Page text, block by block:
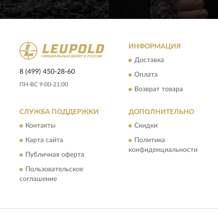
8 (499) 450-28-60
ПН-ВС 9:00-21:00
ИНФОРМАЦИЯ
Доставка
Оплата
Возврат товара
СЛУЖБА ПОДДЕРЖКИ
Контакты
Карта сайта
Публичная оферта
Пользовательское
соглашение
ДОПОЛНИТЕЛЬНО
Скидки
Политика
конфиденциальности